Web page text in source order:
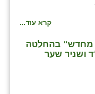
קרא עוד...
מחדש" בהחלטה
ושניר שער